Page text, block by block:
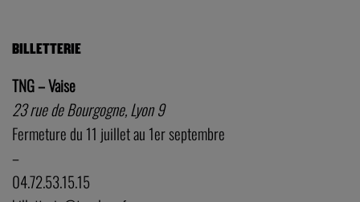
BILLETTERIE
TNG – Vaise
23 rue de Bourgogne, Lyon 9
Fermeture du 11 juillet au 1er septembre
–
04.72.53.15.15